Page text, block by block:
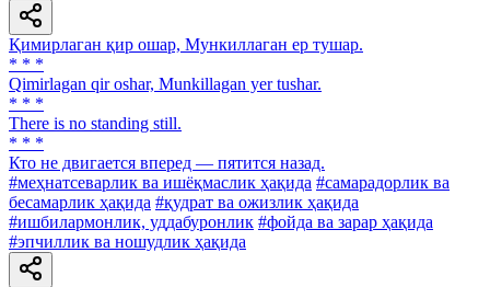
Қимирлаган қир ошар, Мункиллаган ер тушар.
* * *
Qimirlagan qir oshar, Munkillagan yer tushar.
* * *
There is no standing still.
* * *
Кто не двигается вперед — пятится назад.
#меҳнатсеварлик ва ишёқмаслик ҳақида #самарадорлик ва
бесамарлик ҳақида #қудрат ва ожизлик ҳақида
#ишбилармонлик, уддабуронлик #фойда ва зарар ҳақида
#эпчиллик ва ношудлик ҳақида